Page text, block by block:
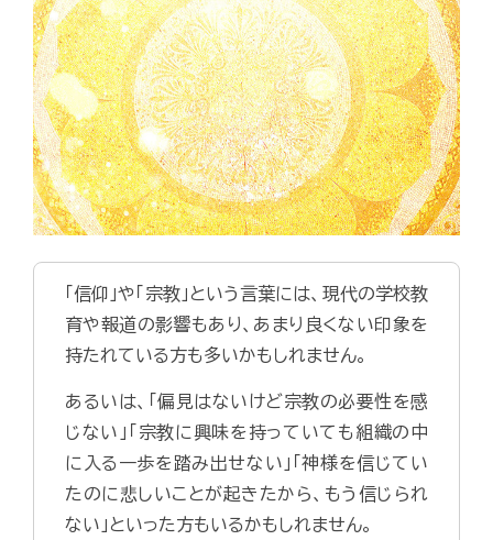
「信仰」や「宗教」という言葉には、現代の学校教
育や報道の影響もあり、あまり良くない印象を
持たれている方も多いかもしれません。
あるいは、「偏見はないけど宗教の必要性を感
じない」「宗教に興味を持っていても組織の中
に入る一歩を踏み出せない」「神様を信じてい
たのに悲しいことが起きたから、もう信じられ
ない」といった方もいるかもしれません。